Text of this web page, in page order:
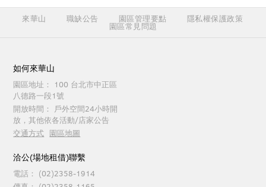
來華山 職缺公告 園區管理要點 隱私權保護政策
園區常見問題
如何來華山
園區地址：
100 台北市中正區
八德路一段1號
開放時間：
戶外空間24小時開
放，其他依各活動/店家公告
交通方式 園區地圖
洽公(場地租借)聯繫
電話：
(02)2358-1914